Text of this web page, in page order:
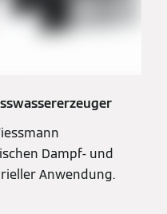
Dampf- und
Anwendung.